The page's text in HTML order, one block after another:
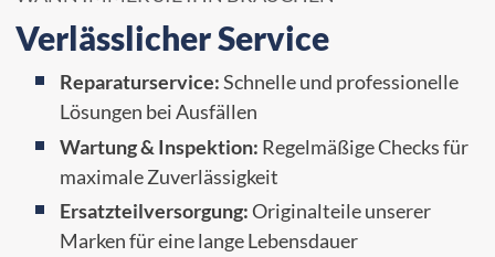
Verlässlicher Service
Reparaturservice:Schnelle und professionelle
Lösungen bei Ausfällen
Wartung & Inspektion: Regelmäßige Checks für
maximale Zuverlässigkeit
Ersatzteilversorgung:Originalteile unserer
Marken für eine lange Lebensdauer